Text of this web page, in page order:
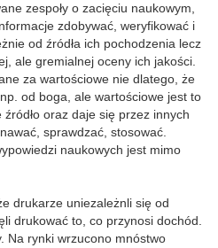
zespoły o zacięciu naukowym,
zdobywać, weryfikować i
od źródła ich pochodzenia lecz
ale gremialnej oceny ich jakości.
za wartościowe nie dlatego, że
od boga, ale wartościowe jest to
oraz daje się przez innych
sprawdzać, stosować.
naukowych jest mimo
drukarze uniezależnli się od
drukować to, co przynosi dochód.
Na rynki wrzucono mnóstwo